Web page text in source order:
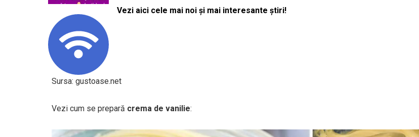
Vezi aici cele mai noi și mai interesante știri!
Sursa: gustoase.net
Vezi cum se prepară crema de vanilie: